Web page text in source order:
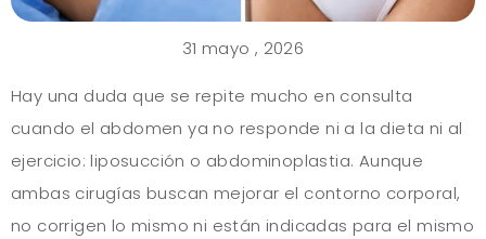
31 mayo , 2026
Hay una duda que se repite mucho en consulta
cuando el abdomen ya no responde ni a la dieta ni al
ejercicio: liposucción o abdominoplastia. Aunque
ambas cirugías buscan mejorar el contorno corporal,
no corrigen lo mismo ni están indicadas para el mismo